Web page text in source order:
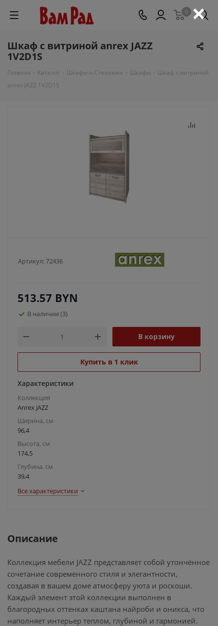
0
Шкаф с витриной anrex JAZZ
1V2D1S
Главная - Каталог - Шкафы и Стеллажи - Шкафы - Шкаф с витриной
anrex JAZZ 1V2D1S
Артикул:72436
513.57 BYN
В наличии (3)
В корзину
Купить в 1 клик
Характеристики
Коллекция
Anrex JAZZ
Ширина, см
96,4
Высота, см
174,5
Глубина, см
39,4
Все характеристики
Описание
Коллекция мебели JAZZ представляет собой утончённое
сочетание современного стиля и элегантности,
создавая в вашем доме атмосферу уюта и роскоши.
Каждый элемент этой коллекции выполнен в
благородных оттенках каштана найроби и оникса, что
наполняет интерьер теплом, глубиной и гармонией.
×